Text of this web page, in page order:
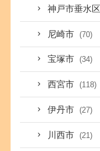
神戸市垂水区
尼崎市 (70)
宝塚市 (34)
西宮市 (118)
伊丹市 (27)
川西市 (21)